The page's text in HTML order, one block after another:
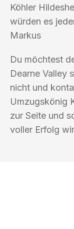
Köhler
würden es
Markus
Du möchtest
Dearne Valley
nicht und
Umzugskönig
zur Seite und
voller Erfolg